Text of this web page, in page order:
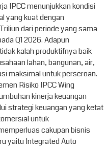
IPCC menunjukkan kondisi
yang kuat dengan
dari periode yang sama
Q1 2026. Adapun
kalah produktifnya baik
lahan, bangunan, air,
maksimal untuk perseroan.
Risiko IPCC Wing
kinerja keuangan
strategi keuangan yang ketat
untuk
cakupan bisnis
yaitu Integrated Auto